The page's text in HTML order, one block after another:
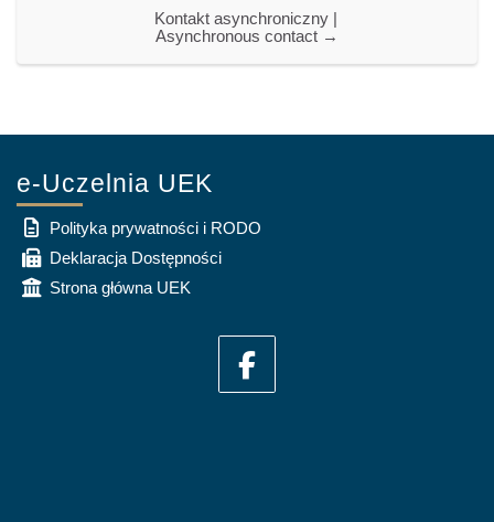
Kontakt asynchroniczny |
Asynchronous contact →
e-Uczelnia UEK
Polityka prywatności i RODO
Deklaracja Dostępności
Strona główna UEK